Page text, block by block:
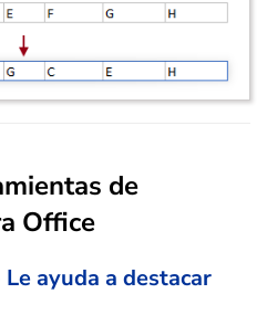
de
Office
ayuda a destacar